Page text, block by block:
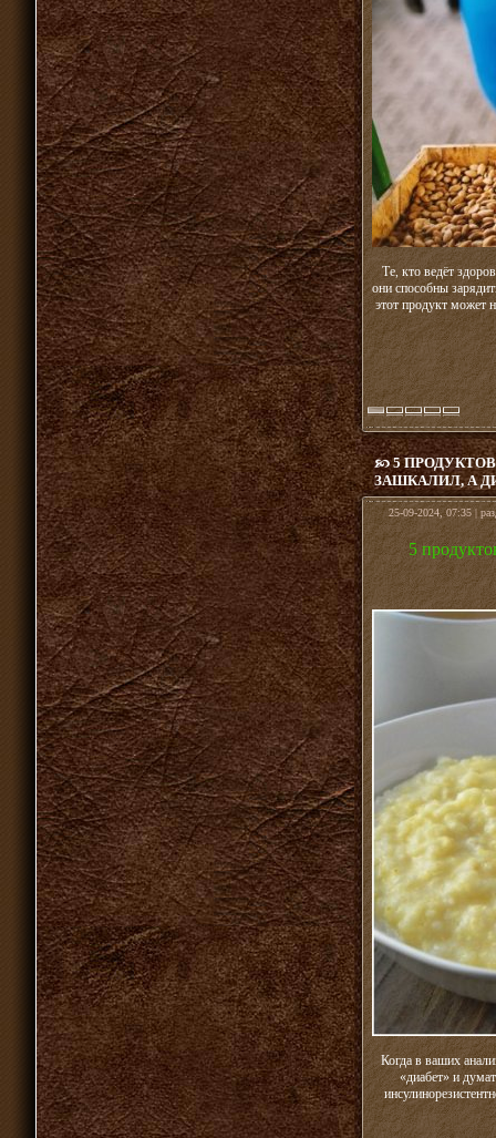
Те, кто ведёт
они способны
этот продукт может
5
ЗАШКАЛИЛ, А
25-09-2024, 07:35 |
5
Когда в ваших
«диабет» и